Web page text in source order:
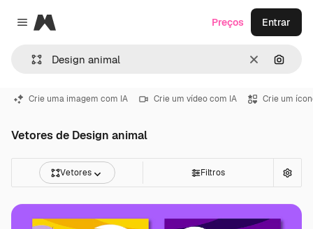
Close menu
Magnific
Limpar
Preços Entrar
Crie uma imagem com IA Crie um vídeo com IA Crie um
Vetores de Design animal
Vetores Filtros